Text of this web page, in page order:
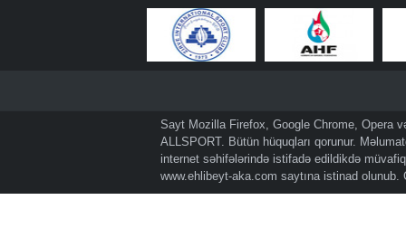
Sayt Mozilla Firefox, Google Chrome, Opera
ALLSPORT. Bütün hüquqları qorunur.
internet səhifələrində istifadə edildikdə
www.ehlibeyt-aka.com saytına istinad olunub.